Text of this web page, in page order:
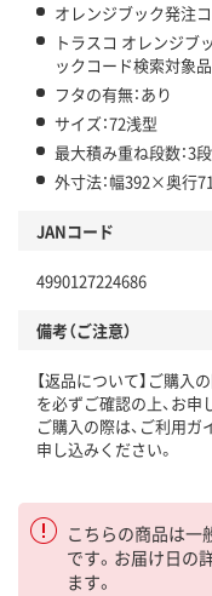
オレンジブック発注
トラスコ オレンジブ
ックコード検索対象品
フタの有無：あり
サイズ：72浅型
最大積み重ね段数：3段
外寸法：幅392×奥行
JANコード
4990127224686
備考（ご注意）
【返品について】ご購入
を必ずご確認の上、お申
ご購入の際は、ご利用ガ
申し込みください。
こちらの商品は一
です。お届け日の
ます。